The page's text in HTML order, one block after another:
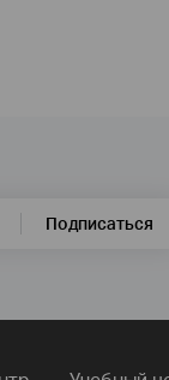
Подписаться